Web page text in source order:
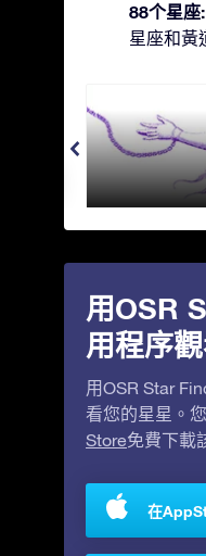
88个星座:
星座和黃
Andromeda
用OSR
用程序
用OSR Star
看您的星星。
Store免費下載
在